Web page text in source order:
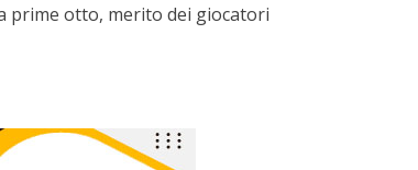
prime otto, merito dei giocatori